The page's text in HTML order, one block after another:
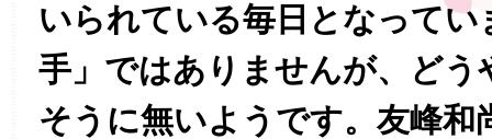
いられている毎日となってい
手」ではありませんが、どう
そうに無いようです。友峰和